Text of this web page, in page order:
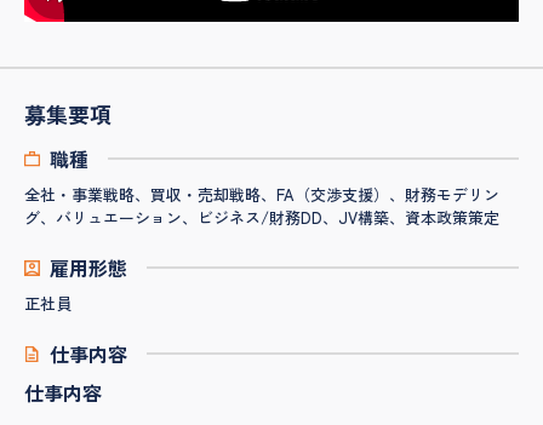
募集要項
職種
全社・事業戦略、買収・売却戦略、FA（交渉支援）、財務モデリン
グ、バリュエーション、ビジネス/財務DD、JV構築、資本政策策定
雇用形態
正社員
仕事内容
仕事内容